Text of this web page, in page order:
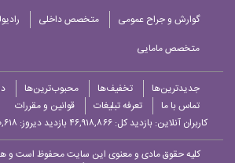
گوارش و جراح عمومی
متخصص داخلی
متخصص مامایی
جدیدترین‌ها تخفیف‌ها محبوب‌ترین‌ها
تماس با ما
تعرفه تبلیغات
قوانین و مقررات
کاربران آنلاین: بازدید کل: ۴۶,۹۱۸,۸۶۶
بازدید دیروز: ۳۰,۶۱۸
کلیه حقوق مادی و معنوی این سایت محفوظ است و